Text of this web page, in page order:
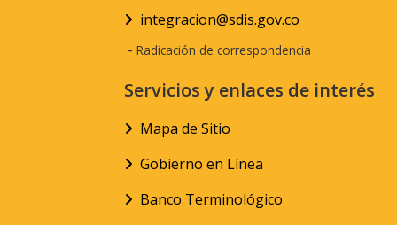
integracion@sdis.gov.co
- Radicación de correspondencia
Servicios y enlaces de interés
Mapa de Sitio
Gobierno en Línea
Banco Terminológico